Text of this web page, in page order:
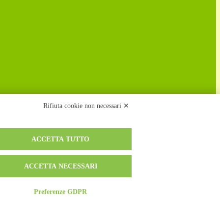
Rifiuta cookie non necessari ✕
ACCETTA TUTTO
ACCETTA NECESSARI
Preferenze GDPR